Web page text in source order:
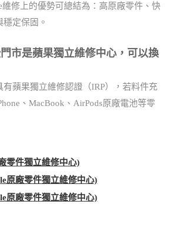
維修上的優勢可總結為：高原廠零件、快
定保固。
市是蘋果獨立維修中心，可以換
有蘋果獨立維修認證（IRP），若料件充
、MacBook、AirPods原廠電池等零
零件獨立維修中心)
原廠零件獨立維修中心)
原廠零件獨立維修中心)